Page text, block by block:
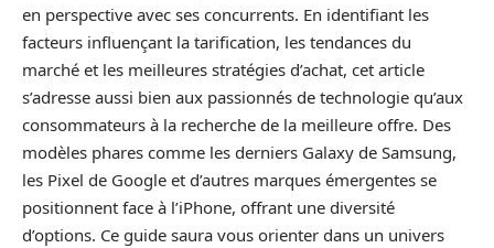
en perspective avec ses concurrents. En identifiant les
facteurs influençant la tarification, les tendances du
marché et les meilleures stratégies d’achat, cet article
s’adresse aussi bien aux passionnés de technologie qu’aux
consommateurs à la recherche de la meilleure offre. Des
modèles phares comme les derniers Galaxy de Samsung,
les Pixel de Google et d’autres marques émergentes se
positionnent face à l’iPhone, offrant une diversité
d’options. Ce guide saura vous orienter dans un univers